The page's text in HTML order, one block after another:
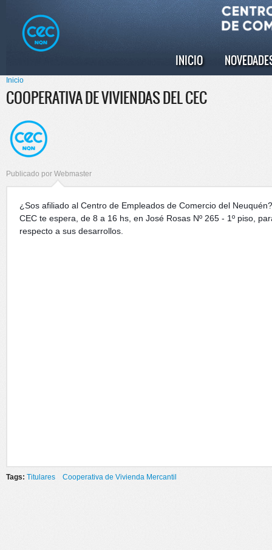
principal
Menú principal
INICIO
Se encuentra usted aquí
Inicio
COOPERATIVA DE VIVIENDAS DEL CEC
Publicado por Webmaster
¿Sos afiliado al Centro de Empleados de Comercio del
CEC te espera, de 8 a 16 hs, en José Rosas Nº 265 - 1º piso,
respecto a sus desarrollos.
Tags: Titulares Cooperativa de Vivienda Mercantil